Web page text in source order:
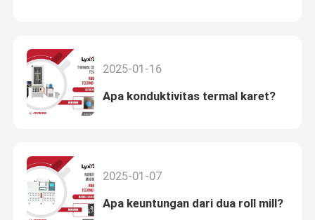
2025-01-16
Apa konduktivitas termal karet?
2025-01-07
Apa keuntungan dari dua roll mill?